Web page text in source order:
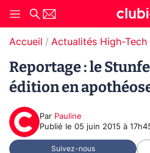
Accueil Actualités High-Tech
Reportage : le
édition en
Par Pauline
Publié le 05 juin 2015 à
Suivez-nous